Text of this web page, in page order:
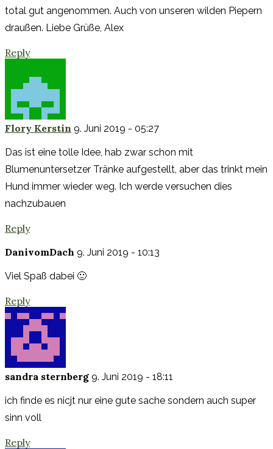
total gut angenommen. Auch von unseren wilden Piepern
draußen. Liebe Grüße, Alex
Reply
Flory Kerstin 9. Juni 2019 - 05:27
Das ist eine tolle Idee, hab zwar schon mit
Blumenuntersetzer Tränke aufgestellt, aber das trinkt mein
Hund immer wieder weg. Ich werde versuchen dies
nachzubauen
Reply
DanivomDach 9. Juni 2019 - 10:13
Viel Spaß dabei 🙂
Reply
sandra sternberg 9. Juni 2019 - 18:11
ich finde es nicjt nur eine gute sache sondern auch super
sinn voll
Reply